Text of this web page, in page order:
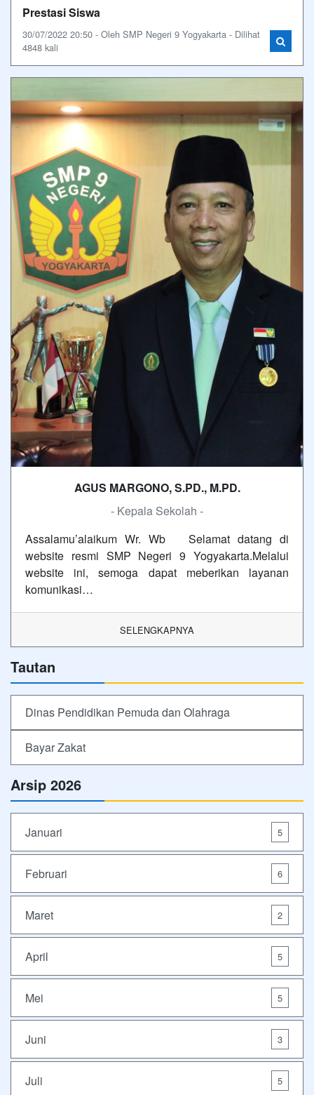
Prestasi Siswa
30/07/2022 20:50 - Oleh SMP Negeri 9 Yogyakarta - Dilihat
4848 kali
AGUS MARGONO, S.PD., M.PD.
- Kepala Sekolah -
Assalamu’alaikum Wr. Wb Selamat datang di
website resmi SMP Negeri 9 Yogyakarta.Melalui
website ini, semoga dapat meberikan layanan
komunikasi…
SELENGKAPNYA
Tautan
Dinas Pendidikan Pemuda dan Olahraga
Bayar Zakat
Arsip 2026
Januari 5
Februari 6
Maret 2
April 5
Mei 5
Juni 3
Juli 5